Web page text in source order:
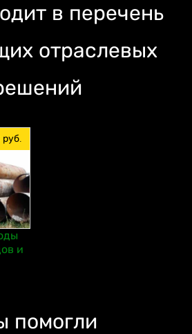
в перечень
отраслевых
руб.
и
помогли